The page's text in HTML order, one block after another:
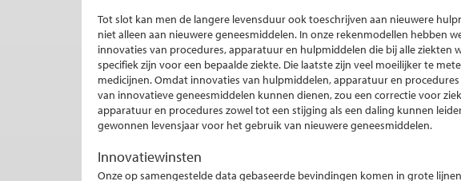
Tot slot kan men de langere levensduur ook toeschrijven aan nieuwere
niet alleen aan nieuwere geneesmiddelen. In onze rekenmodellen hebben
innovaties van procedures, apparatuur en hulpmiddelen die bij alle
specifiek zijn voor een bepaalde ziekte. Die laatste zijn veel moeilijker te
medicijnen. Omdat innovaties van hulpmiddelen, apparatuur en
van innovatieve geneesmiddelen kunnen dienen, zou een correctie voor
apparatuur en procedures zowel tot een stijging als een daling kunnen
gewonnen levensjaar voor het gebruik van nieuwere geneesmiddelen.
Innovatiewinsten
Onze op samengestelde data gebaseerde bevindingen komen in grote